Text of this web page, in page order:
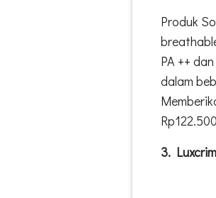
Produk
PA ++
dalam
3.